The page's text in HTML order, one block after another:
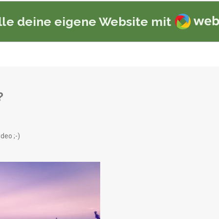
deine eigene Website mit
;-)